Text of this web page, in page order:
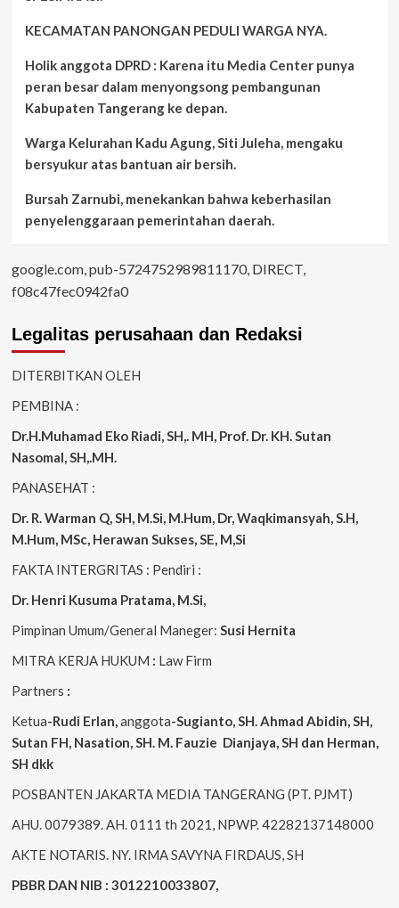
KECAMATAN PANONGAN PEDULI WARGA NYA.
Holik anggota DPRD : Karena itu Media Center punya
peran besar dalam menyongsong pembangunan
Kabupaten Tangerang ke depan.
Warga Kelurahan Kadu Agung, Siti Juleha, mengaku
bersyukur atas bantuan air bersih.
Bursah Zarnubi, menekankan bahwa keberhasilan
penyelenggaraan pemerintahan daerah.
google.com, pub-5724752989811170, DIRECT,
f08c47fec0942fa0
Legalitas perusahaan dan Redaksi
DITERBITKAN OLEH
PEMBINA :
Dr.H.Muhamad Eko Riadi , SH,. MH , Prof. Dr. KH. Sutan
Nasomal, SH,.MH.
PANASEHAT :
Dr. R. Warman Q, SH, M.Si, M.Hum Dr, Waqkimansyah, S.H,
M.Hum, MSc, Herawan Sukses, SE, M,Si
FAKTA INTERGRITAS : Pendiri :
Dr. Henri Kusuma Pratama, M.Si
Pimpinan Umum/General Maneger: Susi Hernita
MITRA KERJA HUKUM : Law Firm
Partners :
Ketua-Rudi Erlan anggota-Sugianto, SH. Ahmad Abidin , SH,
Sutan FH, Nasation , SH. M. Fauzie Dianjaya , SH dan Herman,
SH dkk
POSBANTEN JAKARTA MEDIA TANGERANG (PT. PJMT)
AHU. 0079389. AH. 0111 th 2021, NPWP. 42282137148000
AKTE NOTARIS. NY. IRMA SAVYNA FIRDAUS, SH
PBBR DAN NIB : 3012210033807,